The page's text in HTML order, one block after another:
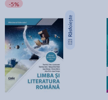
-5%